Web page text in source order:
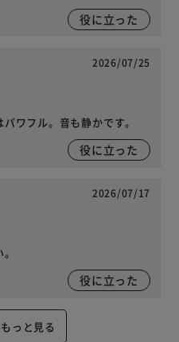
役に立った
2026/07/25
ワフル。音も静かです。
役に立った
2026/07/17
役に立った
っと見る